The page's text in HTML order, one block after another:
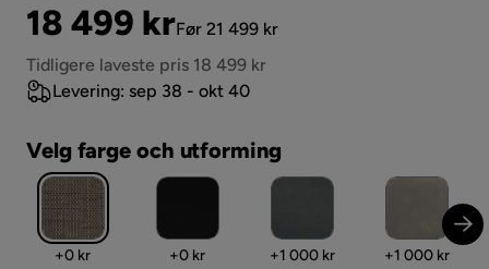
Pris
18 499 kr
Original
Pris
Før 21 499 kr
Tidligere laveste pris 18 499 kr
Levering: sep 38 - okt 40
Velg farge och utforming
Pris
+0 kr Pris
+0 kr Pris
+1 000 kr Pris
+1 000 kr